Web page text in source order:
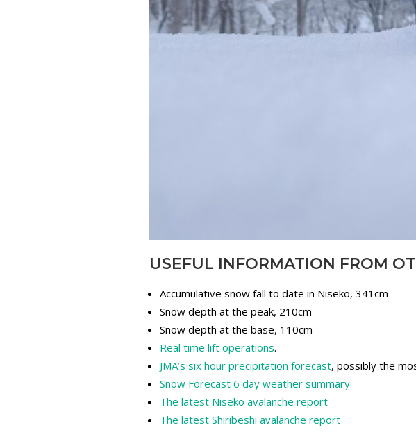
USEFUL INFORMATION FROM
Accumulative snow fall to date in Niseko, 341cm
Snow depth at the peak, 210cm
Snow depth at the base, 110cm
Real time lift operations.
JMA’s six hour precipitation forecast, possibly the
Snow Forecast 6 day weather summary
The latest Niseko avalanche report
The latest Shiribeshi avalanche report